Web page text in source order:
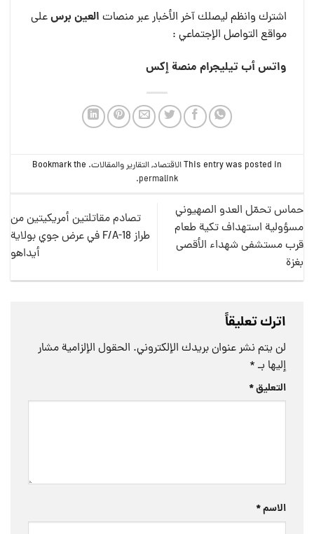
اشترك وانظم ليصلك آخر الأخبار عبر منصات العين برسعلى
مواقع التواصل الإجتماعي :
واتس أبتيليجرام منصة إكس
This entry was posted inالاقتصاد,التقارير والمقالات. Bookmark the
permalink
.
حماس تحمّل العدو الصهيوني
مسؤولية استهداف تكية طعام
قرب مستشفى شهداء الأقصى
بغزة
تصادم مقاتلتين أمريكيتين من
طراز F/A-18 في عرض جوي بولاية
أيداهو
اترك تعليقاً
لن يتم نشر عنوان بريدك الإلكتروني. الحقول الإلزامية مشار
إليها بـ *
التعليق*
الاسم*